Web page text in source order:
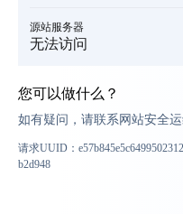
源站服务器
无法访问
您可以做什么？
如有疑问，请联系网站安全
请求UUID：
b2d948